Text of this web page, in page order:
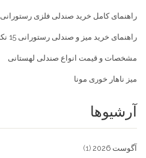
راهنمای کامل خرید صندلی فلزی رستورانی 12 نکته مهم قبل از خرید
راهنمای خرید میز و صندلی رستورانی 15 نکته مهم قبل از خرید
مشخصات و قیمت انواع صندلی لهستانی
میز ناهار خوری مونا
آرشیوها
آگوست 2026 (1)